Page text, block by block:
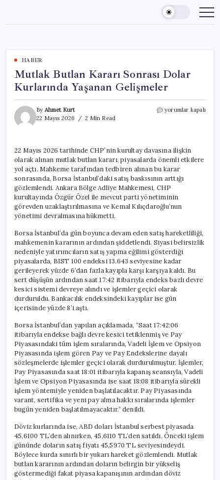
content
HABER
Mutlak Butlan Kararı Sonrası Dolar
Kurlarında Yaşanan Gelişmeler
By Ahmet Kurt
22 Mayıs 2026
2 Min Read
Mutlak
Kurlarında
Yaşanan
Gelişmeler
için
yorumlar kapalı
22 Mayıs 2026 tarihinde CHP’nin kurultay davasına ilişkin
olarak alınan mutlak butlan kararı, piyasalarda önemli etkilere
yol açtı. Mahkeme tarafından tedbiren alınan bu karar
sonrasında, Borsa İstanbul’daki satış baskısının arttığı
gözlemlendi. Ankara Bölge Adliye Mahkemesi, CHP
kurultayında Özgür Özel ile mevcut parti yönetiminin
görevden uzaklaştırılmasına ve Kemal Kılıçdaroğlu’nun
yönetimi devralmasına hükmetti.
Borsa İstanbul’da gün boyunca devam eden satış hareketliliği,
mahkemenin kararının ardından şiddetlendi. Siyasi belirsizlik
nedeniyle yatırımcıların satış yapma eğilimi gösterdiği
piyasalarda, BIST 100 endeksi 13.643 seviyesine kadar
gerileyerek yüzde 6’dan fazla kayıpla karşı karşıya kaldı. Bu
sert düşüşün ardından saat 17:42 itibarıyla endeks bazlı devre
kesici sistemi devreye alındı ve işlemler geçici olarak
durduruldu. Bankacılık endeksindeki kayıplar ise gün
içerisinde yüzde 8’i aştı.
Borsa İstanbul’dan yapılan açıklamada, “Saat 17:42:06
itibarıyla endekse bağlı devre kesici tetiklenmiş ve Pay
Piyasasındaki tüm işlem sıralarında, Vadeli İşlem ve Opsiyon
Piyasasında işlem gören Pay ve Pay Endekslerine dayalı
sözleşmelerde işlemler geçici olarak durdurulmuştur. İşlemler,
Pay Piyasasında saat 18:01 itibarıyla kapanış seansıyla, Vadeli
İşlem ve Opsiyon Piyasasında ise saat 18:08 itibarıyla sürekli
işlem yöntemiyle yeniden başlatılacaktır. Pay Piyasasında
varant, sertifika ve yeni pay alma hakkı sıralarında işlemler
bugün yeniden başlatılmayacaktır.” denildi.
Döviz kurlarında ise, ABD doları İstanbul serbest piyasada
45,6100 TL’den alınırken, 45,6110 TL’den satıldı. Önceki işlem
gününde doların satış fiyatı 45,5970 TL seviyesindeydi.
Böylece kurda sınırlı bir yukarı hareket gözlemlendi. Mutlak
butlan kararının ardından doların belirgin bir yükseliş
göstermediği fakat piyasa kapanışının ardından döviz